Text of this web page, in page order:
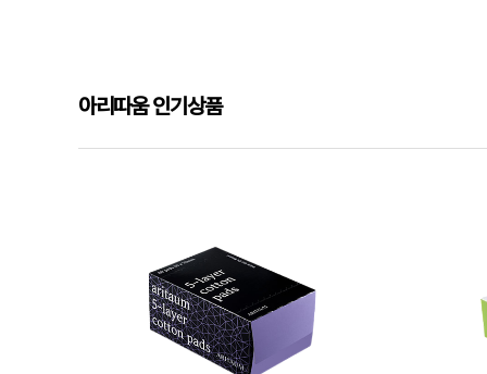
아리따움 인기상품